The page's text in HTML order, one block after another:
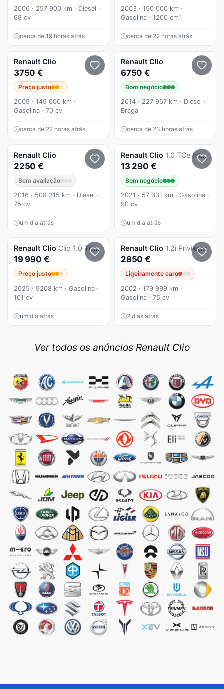
2006 · 257 900 km · Diesel ·
68 cv
cerca de 19 horas atrás
2003 · 150 000 km ·
Gasolina · 1200 cm³
cerca de 22 horas atrás
Renault Clio
3750 €
Preço justo
2009 · 149 000 km ·
Gasolina · 70 cv
cerca de 22 horas atrás
Renault Clio
6750 €
Bom negócio
2014 · 227 967 km · Diesel ·
Braga
cerca de 23 horas atrás
Renault Clio
2250 €
Sem avaliação
2016 · 508 315 km · Diesel ·
75 cv
um dia atrás
Renault Clio 1.0 TCe Intens
13 290 €
Bom negócio
2021 · 57 331 km · Gasolina ·
90 cv
um dia atrás
Renault Clio Clio 1.0 TCe Evolution Bi-Fuel
19 990 €
Preço justo
2025 · 9208 km · Gasolina ·
101 cv
um dia atrás
Renault Clio 1.2i Privilege
2850 €
Ligeiramente caro
2002 · 179 999 km ·
Gasolina · 75 cv
2 dias atrás
Ver todos os anúncios Renault Clio